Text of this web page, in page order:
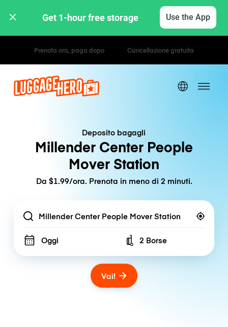
Get 1-hour free storage Use the App
Tariffe orarie / giornaliere
Deposito bagagli
Millender Center People
Mover Station
Da $1.99/ora. Prenota in meno di 2 minuti.
Location
Oggi Number of bags
2 Borse
Vai!